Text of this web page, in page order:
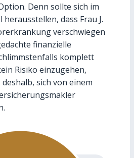
Denn sollte sich im
dass Frau J.
verschwiegen
finanzielle
komplett
Risiko einzugehen,
deshalb, sich von einem